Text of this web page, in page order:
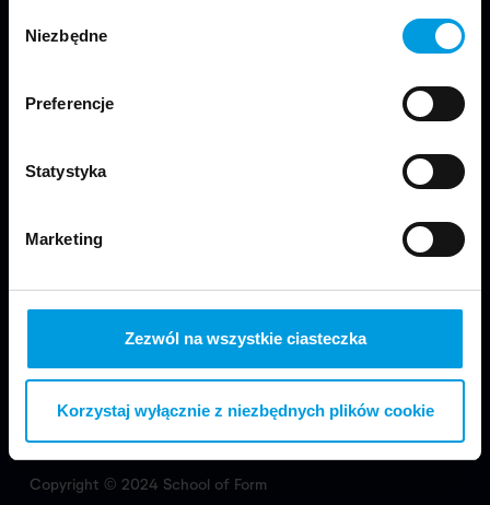
zgody
Niezbędne
Preferencje
Statystyka
Marketing
Zezwól na wszystkie ciasteczka
Korzystaj wyłącznie z niezbędnych plików cookie
w Warszawie Uniwersytetu SWPS.
Copyright © 2024 School of Form